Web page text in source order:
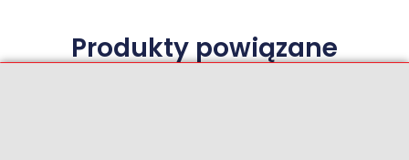
Produkty powiązane